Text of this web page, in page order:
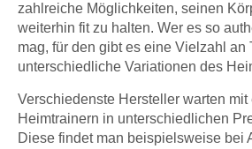
zahlreiche Möglichkeiten, seinen
weiterhin fit zu halten. Wer es so
mag, für den gibt es eine Vielzahl an
unterschiedliche Variationen des
Verschiedenste Hersteller warten mit
Heimtrainern in unterschiedlichen
Diese findet man beispielsweise bei